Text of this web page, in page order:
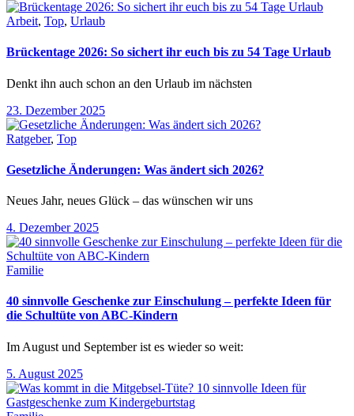
Arbeit, Top, Urlaub
Brückentage 2026: So sichert ihr euch bis zu 54 Tage Urlaub
Denkt ihn auch schon an den Urlaub im nächsten
23. Dezember 2025
Ratgeber, Top
Gesetzliche Änderungen: Was ändert sich 2026?
Neues Jahr, neues Glück – das wünschen wir uns
4. Dezember 2025
Familie
40 sinnvolle Geschenke zur Einschulung – perfekte Ideen für
die Schultüte von ABC-Kindern
Im August und September ist es wieder so weit:
5. August 2025